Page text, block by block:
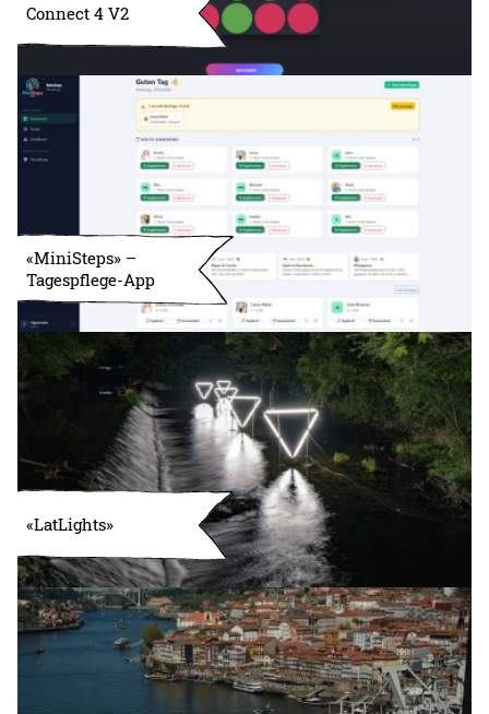
Connect 4 V2
«MiniSteps» –
Tagespflege-App
«LatLights»